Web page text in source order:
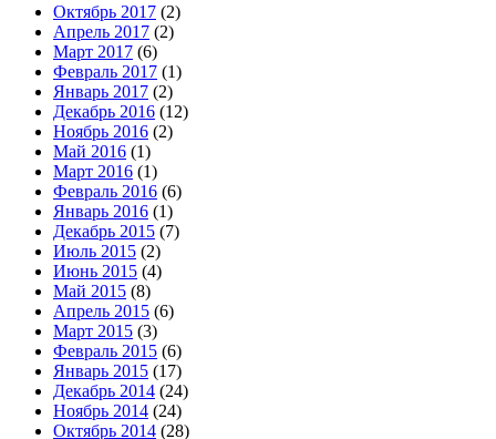
Октябрь 2017 (2)
Апрель 2017 (2)
Март 2017 (6)
Февраль 2017 (1)
Январь 2017 (2)
Декабрь 2016 (12)
Ноябрь 2016 (2)
Май 2016 (1)
Март 2016 (1)
Февраль 2016 (6)
Январь 2016 (1)
Декабрь 2015 (7)
Июль 2015 (2)
Июнь 2015 (4)
Май 2015 (8)
Апрель 2015 (6)
Март 2015 (3)
Февраль 2015 (6)
Январь 2015 (17)
Декабрь 2014 (24)
Ноябрь 2014 (24)
Октябрь 2014 (28)